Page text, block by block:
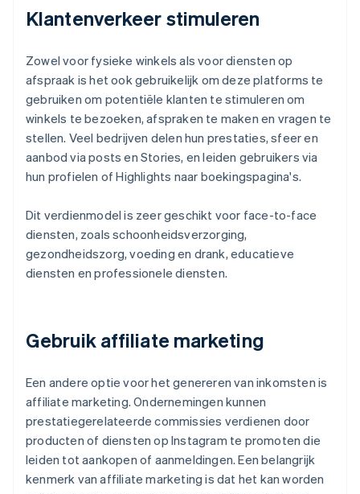
Klantenverkeer stimuleren
Zowel voor fysieke winkels als voor diensten op
afspraak is het ook gebruikelijk om deze platforms te
gebruiken om potentiële klanten te stimuleren om
winkels te bezoeken, afspraken te maken en vragen te
stellen. Veel bedrijven delen hun prestaties, sfeer en
aanbod via posts en Stories, en leiden gebruikers via
hun profielen of Highlights naar boekingspagina's.
Dit verdienmodel is zeer geschikt voor face-to-face
diensten, zoals schoonheidsverzorging,
gezondheidszorg, voeding en drank, educatieve
diensten en professionele diensten.
Gebruik affiliate marketing
Een andere optie voor het genereren van inkomsten is
affiliate marketing. Ondernemingen kunnen
prestatiegerelateerde commissies verdienen door
producten of diensten op Instagram te promoten die
leiden tot aankopen of aanmeldingen. Een belangrijk
kenmerk van affiliate marketing is dat het kan worden